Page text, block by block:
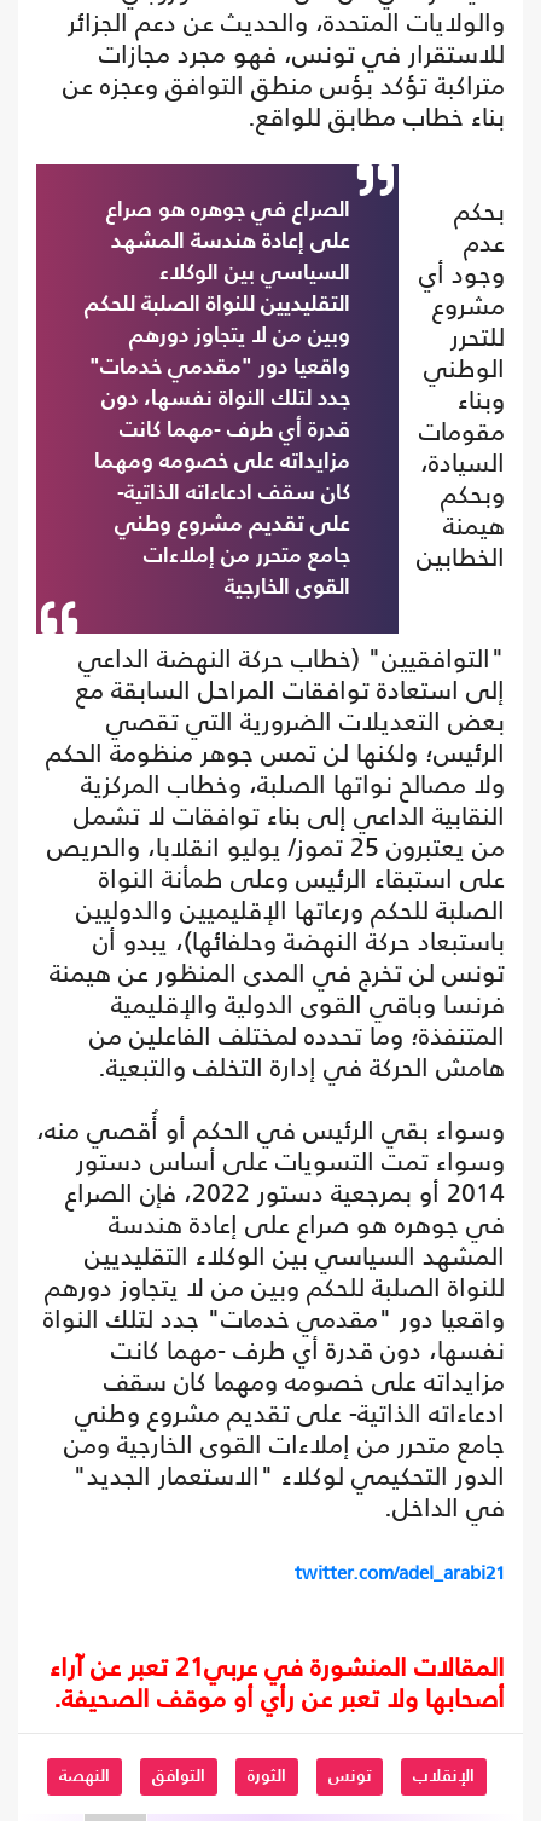
والولايات المتحدة، والحديث عن دعم الجزائر
للاستقرار في تونس، فهو مجرد مجازات
متراكبة تؤكد بؤس منطق التوافق وعجزه عن
بناء خطاب مطابق للواقع.
الصراع في جوهره هو صراع
على إعادة هندسة المشهد
السياسي بين الوكلاء
التقليديين للنواة الصلبة للحكم
وبين من لا يتجاوز دورهم
واقعيا دور "مقدمي خدمات"
جدد لتلك النواة نفسها، دون
قدرة أي طرف -مهما كانت
مزايداته على خصومه ومهما
كان سقف ادعاءاته الذاتية-
على تقديم مشروع وطني
جامع متحرر من إملاءات
القوى الخارجية
بحكم
عدم
وجود أي
مشروع
للتحرر
الوطني
وبناء
مقومات
السيادة،
وبحكم
هيمنة
الخطابين
"التوافقيين" (خطاب حركة النهضة الداعي
إلى استعادة توافقات المراحل السابقة مع
بعض التعديلات الضرورية التي تقصي
الرئيس؛ ولكنها لن تمس جوهر منظومة الحكم
ولا مصالح نواتها الصلبة، وخطاب المركزية
النقابية الداعي إلى بناء توافقات لا تشمل
من يعتبرون 25 تموز/ يوليو انقلابا، والحريص
على استبقاء الرئيس وعلى طمأنة النواة
الصلبة للحكم ورعاتها الإقليميين والدوليين
باستبعاد حركة النهضة وحلفائها)، يبدو أن
تونس لن تخرج في المدى المنظور عن هيمنة
فرنسا وباقي القوى الدولية والإقليمية
المتنفذة؛ وما تحدده لمختلف الفاعلين من
هامش الحركة في إدارة التخلف والتبعية.
وسواء بقي الرئيس في الحكم أو أُقصي منه،
وسواء تمت التسويات على أساس دستور
2014 أو بمرجعية دستور 2022، فإن الصراع
في جوهره هو صراع على إعادة هندسة
المشهد السياسي بين الوكلاء التقليديين
للنواة الصلبة للحكم وبين من لا يتجاوز دورهم
واقعيا دور "مقدمي خدمات" جدد لتلك النواة
نفسها، دون قدرة أي طرف -مهما كانت
مزايداته على خصومه ومهما كان سقف
ادعاءاته الذاتية- على تقديم مشروع وطني
جامع متحرر من إملاءات القوى الخارجية ومن
الدور التحكيمي لوكلاء "الاستعمار الجديد"
في الداخل.
twitter.com/adel_arabi21
المقالات المنشورة في عربي21 تعبر عن آراء
أصحابها ولا تعبر عن رأي أو موقف الصحيفة.
الإنقلاب تونس الثورة التوافق النهصة